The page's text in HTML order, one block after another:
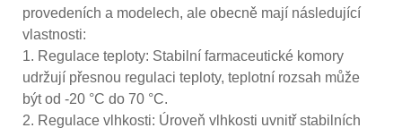
provedeních a modelech, ale obecně mají následující
vlastnosti:
1. Regulace teploty: Stabilní farmaceutické komory
udržují přesnou regulaci teploty, teplotní rozsah může
být od -20 °C do 70 °C.
2. Regulace vlhkosti: Úroveň vlhkosti uvnitř stabilních